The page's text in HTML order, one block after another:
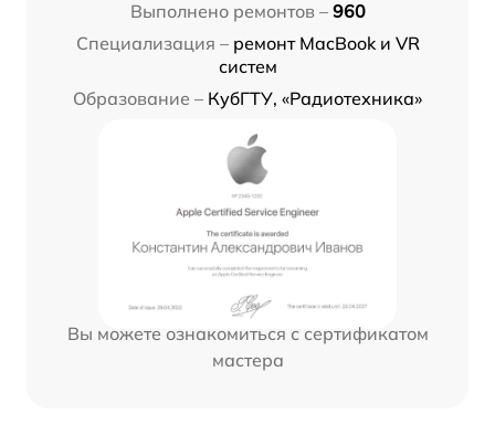
Выполнено ремонтов – 960
Специализация – ремонт MacBook и VR
систем
Образование – КубГТУ, «Радиотехника»
Вы можете ознакомиться с сертификатом
мастера